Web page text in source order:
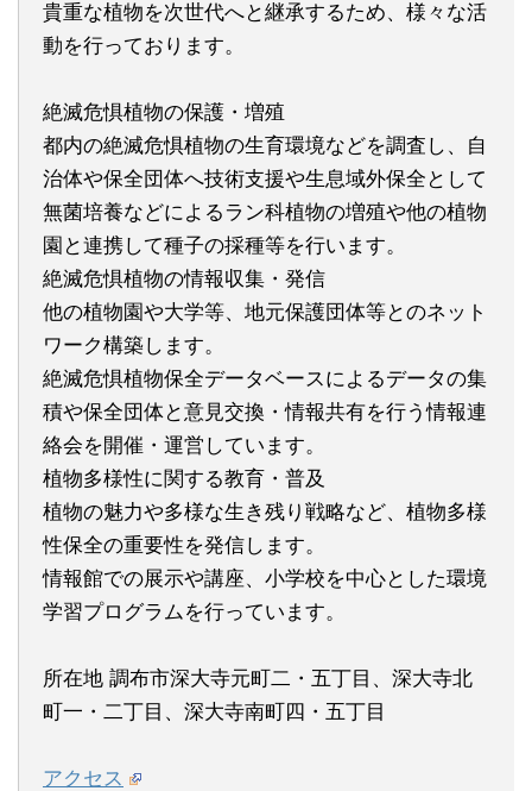
貴重な植物を次世代へと継承するため、様々な活
動を行っております。
絶滅危惧植物の保護・増殖
都内の絶滅危惧植物の生育環境などを調査し、自
治体や保全団体へ技術支援や生息域外保全として
無菌培養などによるラン科植物の増殖や他の植物
園と連携して種子の採種等を行います。
絶滅危惧植物の情報収集・発信
他の植物園や大学等、地元保護団体等とのネット
ワーク構築します。
絶滅危惧植物保全データベースによるデータの集
積や保全団体と意見交換・情報共有を行う情報連
絡会を開催・運営しています。
植物多様性に関する教育・普及
植物の魅力や多様な生き残り戦略など、植物多様
性保全の重要性を発信します。
情報館での展示や講座、小学校を中心とした環境
学習プログラムを行っています。
所在地 調布市深大寺元町二・五丁目、深大寺北
町一・二丁目、深大寺南町四・五丁目
アクセス